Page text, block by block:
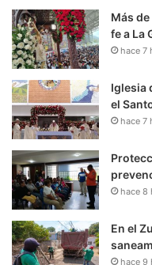
Más
fe a La
hace 7
Iglesia
el
hace 7
hace 8
En el
hace 9